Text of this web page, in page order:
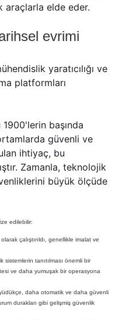
araçlarla elde eder.
evrimi
yaratıcılığı ve
platformları
başında
güvenli ve
ihtiyaç, bu
Zamanla, teknolojik
büyük ölçüde
edilebilir:
çalıştırıldı, genellikle imalat ve
sistemlerin tanıtılması önemli bir
ve daha yumuşak bir operasyona
daha otomatik ve daha güvenli
durakları gibi gelişmiş güvenlik